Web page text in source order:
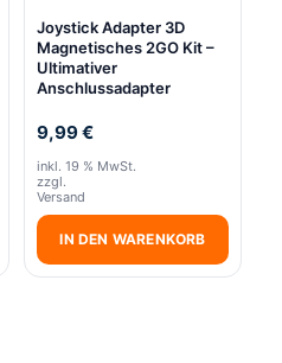
Joystick Adapter 3D
Magnetisches 2GO Kit –
Ultimativer
Anschlussadapter
9,99€
inkl. 19 % MwSt.
zzgl.
Versand
IN DEN WARENKORB